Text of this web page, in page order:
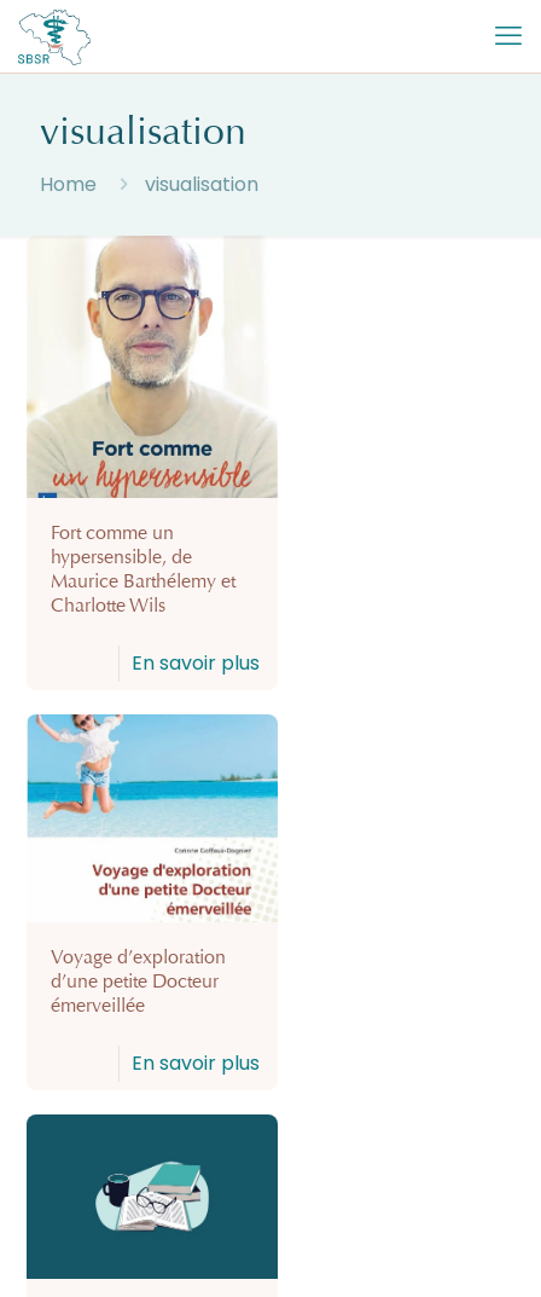
visualisation
Home visualisation
Fort comme un
hypersensible, de
Maurice Barthélemy et
Charlotte Wils
En savoir plus
Voyage d’exploration
d’une petite Docteur
émerveillée
En savoir plus